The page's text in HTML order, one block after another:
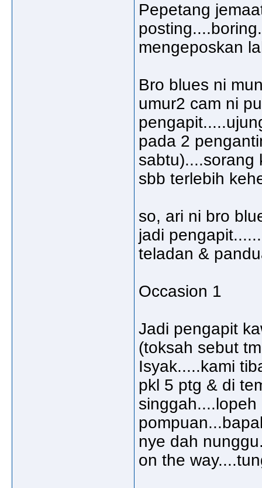
Pepetang
mengeposkan
Bro blues ni
umur2 cam ni
pada 2
sabtu)....sorang
sbb terlebih
so, ari ni bro
jadi
teladan &
Occasion 1
Jadi pengapit
(toksah sebut
Isyak.....kami
pkl 5 ptg & di
nye dah
on the